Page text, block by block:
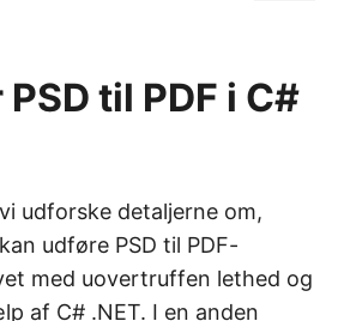
til PDF i C#
udforske detaljerne om,
udføre PSD til PDF-
med uovertruffen lethed og
af C# .NET. I en anden